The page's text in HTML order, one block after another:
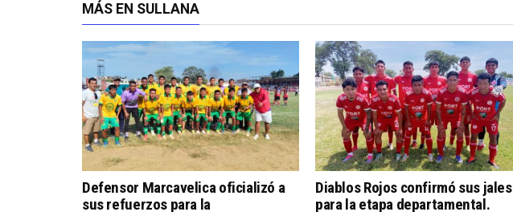
MÁS EN SULLANA
Defensor Marcavelica oficializó a
sus refuerzos para la
Diablos Rojos confirmó sus jales
para la etapa departamental.